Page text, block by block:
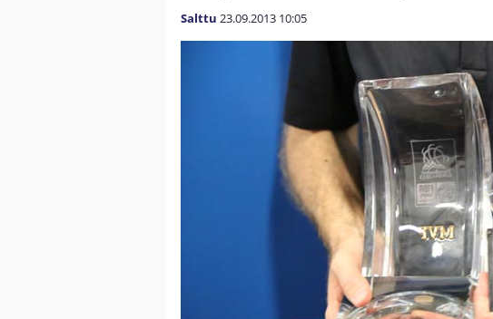
Salttu 23.09.2013 10:05